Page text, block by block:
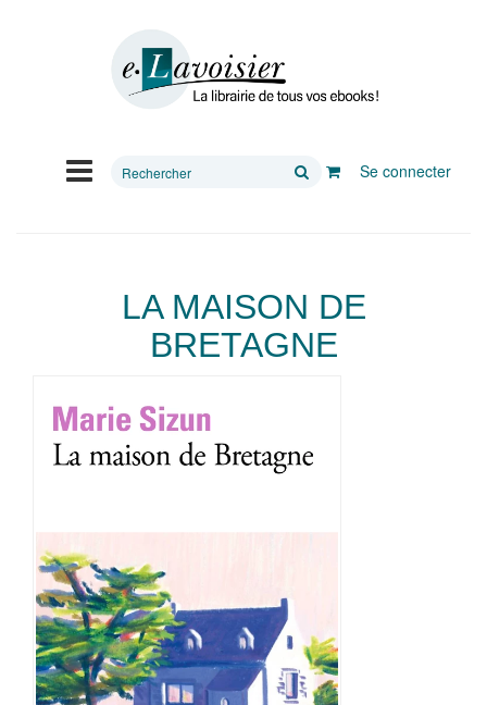
Rechercher
Se connecter
LA MAISON DE
BRETAGNE